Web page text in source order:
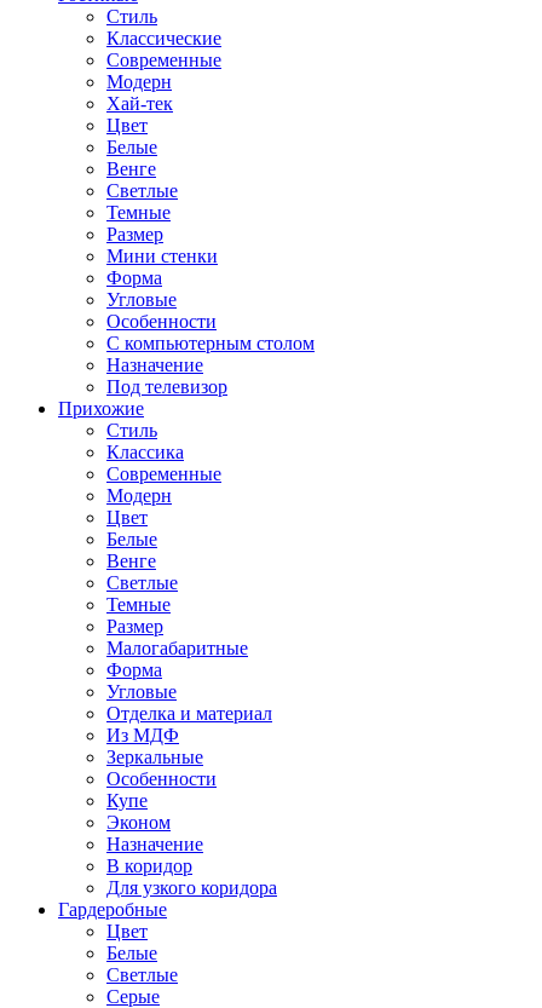
Стиль
Классические
Современные
Модерн
Хай-тек
Цвет
Белые
Венге
Светлые
Темные
Размер
Мини стенки
Форма
Угловые
Особенности
С компьютерным столом
Назначение
Под телевизор
Прихожие
Стиль
Классика
Современные
Модерн
Цвет
Белые
Венге
Светлые
Темные
Размер
Малогабаритные
Форма
Угловые
Отделка и материал
Из МДФ
Зеркальные
Особенности
Купе
Эконом
Назначение
В коридор
Для узкого коридора
Гардеробные
Цвет
Белые
Светлые
Серые